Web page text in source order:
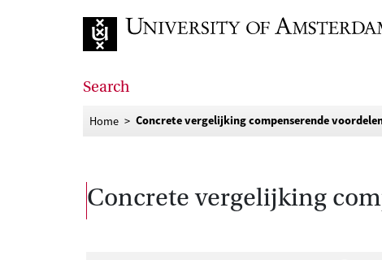
Search
Home Concrete vergelijking compenserende
Concrete vergelijking